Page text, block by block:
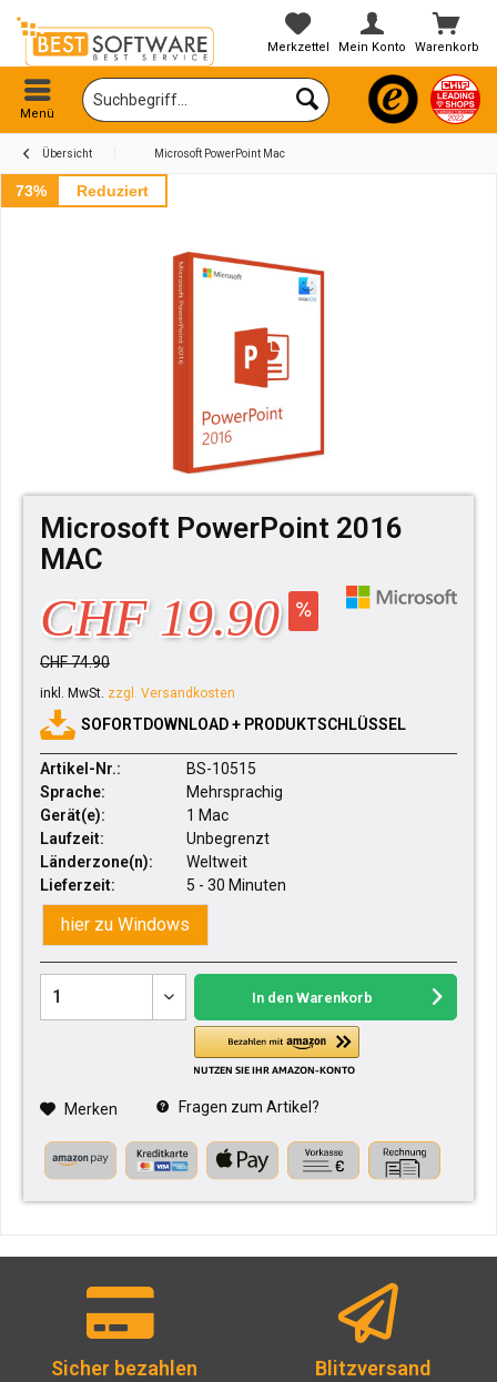
Warenkorb
Merkzettel Mein Konto
Menü
Übersicht Microsoft PowerPoint Mac
73% Reduziert
Microsoft PowerPoint 2016
MAC
CHF 19.90
CHF 74.90
inkl. MwSt. zzgl. Versandkosten
SOFORTDOWNLOAD + PRODUKTSCHLÜSSEL
Artikel-Nr.:
BS-10515
Sprache:
Mehrsprachig
Gerät(e):
1 Mac
Laufzeit:
Unbegrenzt
Länderzone(n):
Weltweit
Lieferzeit:
5 - 30 Minuten
hier zu Windows
In den Warenkorb
Merken Fragen zum Artikel?
Sicher bezahlen Blitzversand